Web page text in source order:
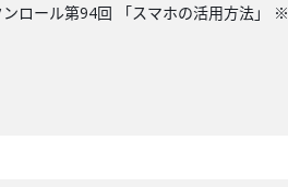
ロール第94回 「スマホの活用方法」